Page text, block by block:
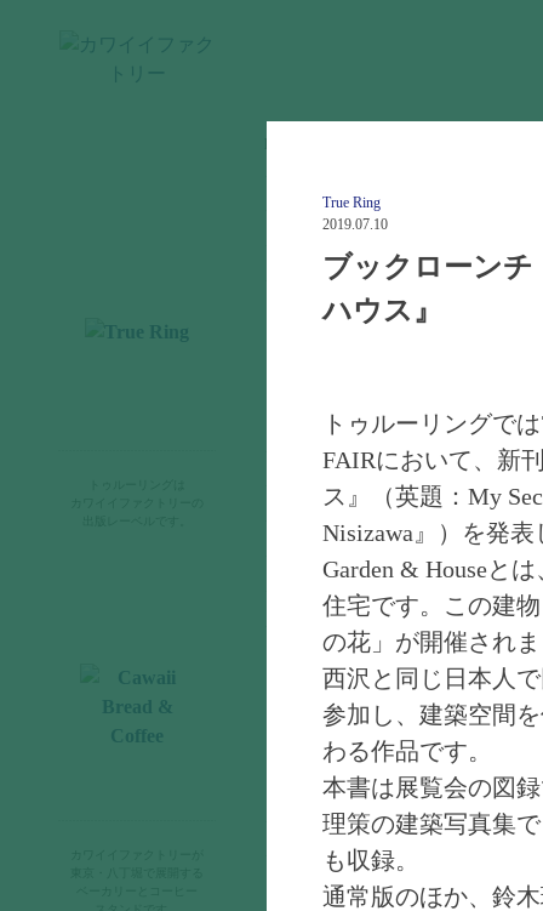
エントリー
cawaii ジャーナル
カワイイファクトリーとは
お知らせ
購入のご案内
販売店さまへ
トゥルーリングとは
CBCジャーナル
カワイイブレッド&コーヒ
True Ring
2019.07.10
ブックローンチ
ハウス』
トゥルーリングで
FAIRにおいて、新
ス』（英題：My
Nisizawa』）を発表
Garden & Houseと
住宅です。この建
の花」が開催され
西沢と同じ日本人
参加し、建築空間
わる作品です。
本書は展覧会の図
理策の建築写真集
も収録。
通常版のほか、鈴